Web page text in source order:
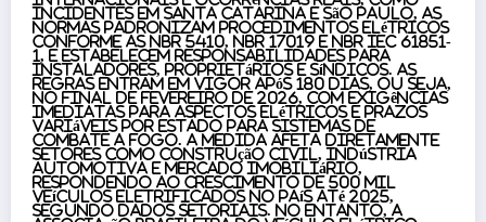
incidentes em Santa Catarina e São Paulo, as
normas padronizam procedimentos elétricos
conforme as NBR 5410, NBR 17019 e NBR IEC 61851-
1, e estabelecem responsabilidades para
instaladores, proprietários e síndicos. As
regras entram em vigor após 180 dias, ou seja,
no final de fevereiro de 2026, com exigências
imediatas para aspectos elétricos e prazos
variáveis por estado para sistemas de
combate a fogo. A medida afeta diretamente
setores como construção civil, indústria
automotiva e mercado imobiliário,
respondendo ao crescimento de 500 mil
veículos eletrificados no país até 2025,
segundo dados setoriais. No entanto, a